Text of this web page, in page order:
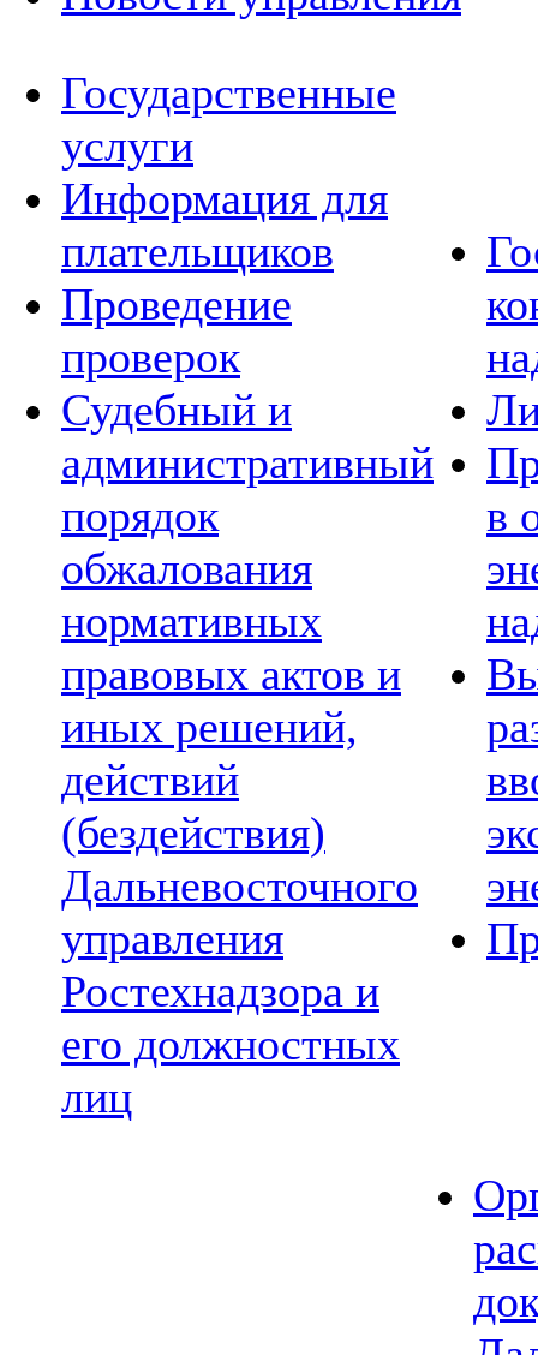
Государственные
услуги
Информация для
плательщиков
Проведение
проверок
Судебный и
административный
порядок
обжалования
нормативных
правовых актов и
иных решений,
действий
(бездействия)
Дальневосточного
управления
Ростехнадзора и
его должностных
лиц
в